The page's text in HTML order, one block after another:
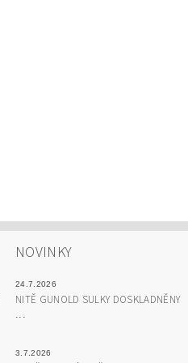
NOVINKY
24.7.2026
NITĚ GUNOLD SULKY DOSKLADNĚNY
3.7.2026